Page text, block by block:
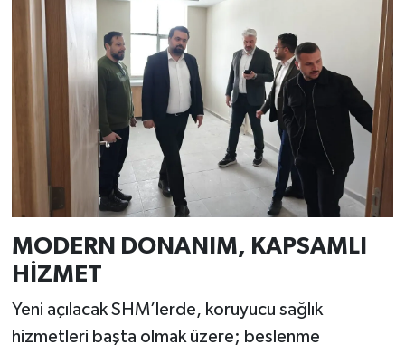
MODERN DONANIM, KAPSAMLI
HİZMET
Yeni açılacak SHM’lerde, koruyucu sağlık
hizmetleri başta olmak üzere; beslenme